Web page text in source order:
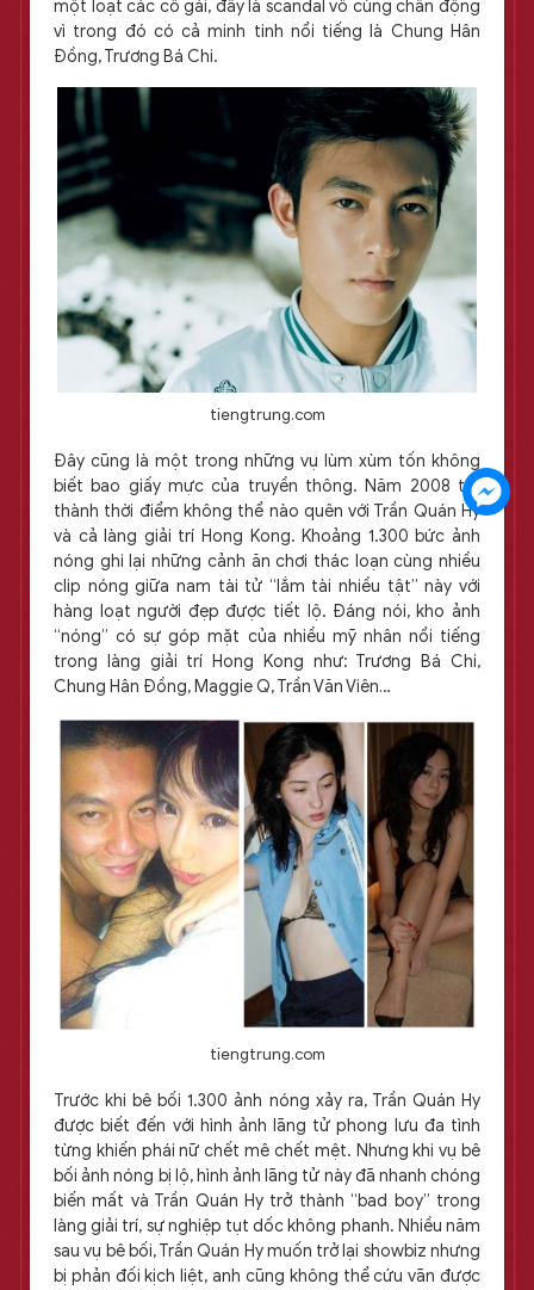
một loạt các cô gái, đây là scandal vô cùng chấn động
vì trong đó có cả minh tinh nổi tiếng là Chung Hân
Đồng, Trương Bá Chi.
tiengtrung.com
Đây cũng là một trong những vụ lùm xùm tốn không
biết bao giấy mực của truyền thông. Năm 2008 trở
thành thời điểm không thể nào quên với Trần Quán Hy
và cả làng giải trí Hong Kong. Khoảng 1.300 bức ảnh
nóng ghi lại những cảnh ăn chơi thác loạn cùng nhiều
clip nóng giữa nam tài tử “lắm tài nhiều tật” này với
hàng loạt người đẹp được tiết lộ. Đáng nói, kho ảnh
“nóng” có sự góp mặt của nhiều mỹ nhân nổi tiếng
trong làng giải trí Hong Kong như: Trương Bá Chi,
Chung Hân Đồng, Maggie Q, Trần Văn Viên…
tiengtrung.com
Trước khi bê bối 1.300 ảnh nóng xảy ra, Trần Quán Hy
được biết đến với hình ảnh lãng tử phong lưu đa tình
từng khiến phái nữ chết mê chết mệt. Nhưng khi vụ bê
bối ảnh nóng bị lộ, hình ảnh lãng tử này đã nhanh chóng
biến mất và Trần Quán Hy trở thành “bad boy” trong
làng giải trí, sự nghiệp tụt dốc không phanh. Nhiều năm
sau vụ bê bối, Trần Quán Hy muốn trở lại showbiz nhưng
bị phản đối kịch liệt, anh cũng không thể cứu vãn được